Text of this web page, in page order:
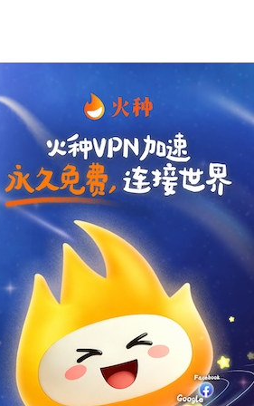
这个app，我再也不用担心了。
支持 [0] 反对 [0]
支持
旋风加速器